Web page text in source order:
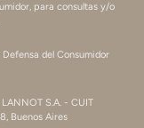
para consultas y/o
del Consumidor
S.A. - CUIT
Buenos Aires